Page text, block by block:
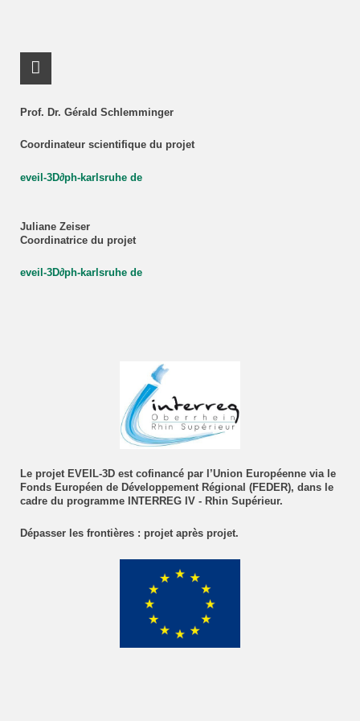
Prof. Dr. Gérald Schlemminger
Coordinateur scientifique du projet
eveil-3D∂ph-karlsruhe de
Juliane Zeiser
Coordinatrice du projet
eveil-3D∂ph-karlsruhe de
Le projet EVEIL-3D est cofinancé par l’Union Européenne via le
Fonds Européen de Développement Régional (FEDER), dans le
cadre du programme INTERREG IV - Rhin Supérieur.
Dépasser les frontières : projet après projet.
RSS-Feed